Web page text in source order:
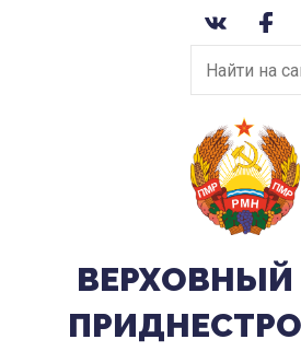
Найти
на
сайте:
ВЕРХОВНЫЙ